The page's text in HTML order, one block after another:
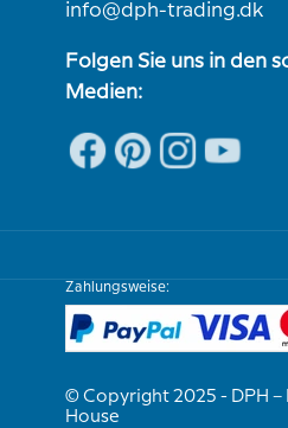
info@dph-trading.dk
Folgen Sie uns in den
Medien:
Zahlungsweise:
© Copyright 2025 - DPH –
House